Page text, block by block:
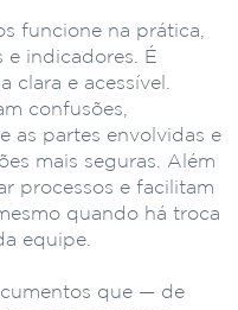
funcione na prática,
e indicadores. É
e acessível.
confusões,
as partes envolvidas e
mais seguras. Além
processos e facilitam
quando há troca
equipe.
que — de